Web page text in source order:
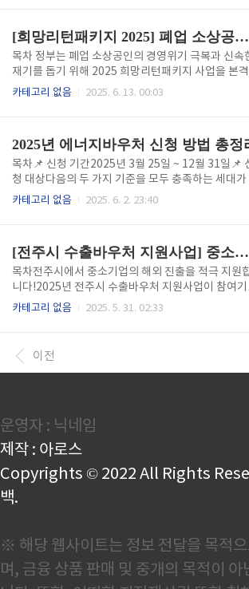
부채로 체온 낮추기의식이 없..
살론뱅크 신청자격다음 3가지 조건을 모두 충족해야
니다:정책서민금융상품을 6개월 이상 정상 이용예:
희망홀씨, 근로자/사업자 햇살론, 바꿔드림론, 안전망
대출 등현재 이용 중이거나, 완제 후 3년 이내신용 또
부채 상태가 개선된 저소득·저신용자연 소득 3,500만
신용 상..
[희망리턴패키지 2025] 폐업 소상공인 최대 400만원 지원! 신청방법 총정리
목차 정부는 폐업 소상공인의 경영위기 극복과 신속
재기를 돕기 위해 2025 희망리턴패키지 사업을 본
으로 시행합니다.이 사업은 폐업 후에도 다시 도전하
포한한 신속한 폐업 지원점포 철거 및 원상복구 비용
원 (최대 400만원)특화취업 지원취업 교육, 전직장
수당 지급, 취업정책 연계 지원전직장려수당 : 취업활
시 60만원 + 취업성공시 40만원 지급 (총 100만원)재
기사업화 지원맞춤형 교육 및 컨설팅, 사업화 자금 지
공인 교육소상공인 ..
카테고리 없음 2025. 6. 13. 00:03
2025년 에너지바우처 신청 방법 총정
목차📌 신청 기간2025년 3월 25일 ~ 12월 31일📌
청 대상다음의 두 가지 기준을 모두 충족하는 세대가
청할 수 있습니다:소득 기준:「국민기초생활 보장법」
아 (2018년 1월 1일 이후 출생자)장애인임산부중증
환자, 희귀질환자, 중증난치질환자한부모가족소년
녀가정※ 단, 세대원 모두가 보장시설 수급자인 경우
원 대상에서 제외됩니다. 📌 신청 방법방문 신청:주민
록상 거주지의 읍·면·동 행정복지센터 방문신청인: 본
권 발급 신청서, 신분증, 요금 고지서 등온라인 신청:복
지로..
카테고리 없음 2025. 6. 2. 23:40
[전주시 수출바우처 지원사업] 중소기업 1,000만원 지원받는 방법!
목차전주시에서 중소기업의 해외 진출을 적극 지원
니다!2025년 전주시 수출바우처 지원사업이 참여
을 모집 중이며, 선정 기업은 최대 1,000만 원까지 수
치지 마세요.📌 지원 개요사업명: 전주시 수출바우처
원사업사업기간: 2025년 1월 ~ 12월지원대상: 전주시
페이지, 홍보영상, 카탈로그 제작바이어 요청 시제품
작 및 배송지식재산권, 해외 인증 획득 등🔹 수출 마케
팅해외 광고(PPL, 인플루언서, 검색엔진..
카테고리 없음 2025. 5. 31. 02:33
이전
운영자 : 닉네임
제작 : 아로스
Copyrights © 2022 All Rights
백.
※ 해당 웹사이트는 정보 전달을 목적
며, 금융 상품 판매 및 중개의 목적이 아